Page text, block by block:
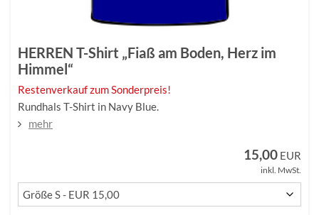
HERREN T-Shirt „Fiaß am Boden, Herz im
Himmel“
Restenverkauf zum Sonderpreis!
Rundhals T-Shirt in Navy Blue.
mehr
15,00 EUR
inkl. MwSt.